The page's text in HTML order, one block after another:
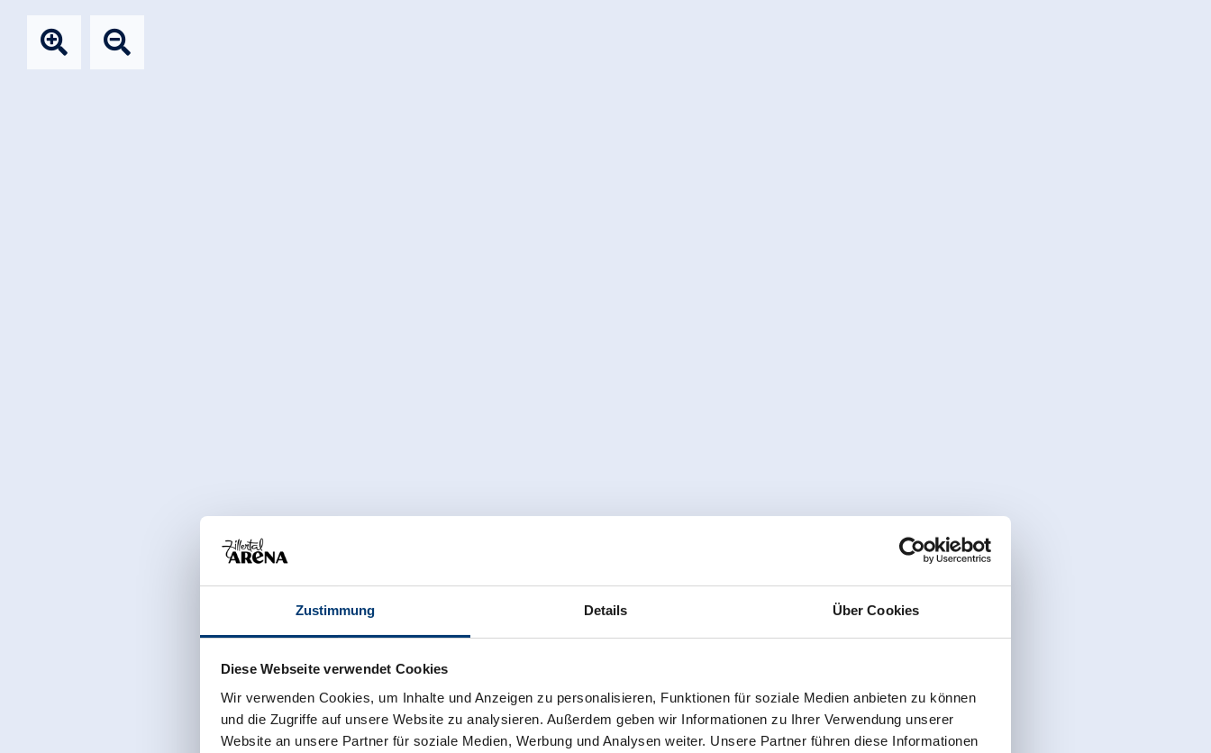
Zustimmung Details Über Cookies
Diese Webseite verwendet Cookies
Wir verwenden Cookies, um Inhalte und Anzeigen zu personalisieren, Funktionen für soziale Medien anbieten zu können
und die Zugriffe auf unsere Website zu analysieren. Außerdem geben wir Informationen zu Ihrer Verwendung unserer
Website an unsere Partner für soziale Medien, Werbung und Analysen weiter. Unsere Partner führen diese Informationen